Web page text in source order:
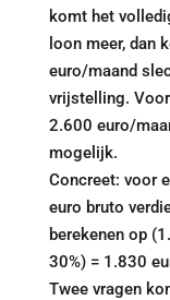
komt het
loon meer, dan
euro/maand
vrijstelling.
2.600 euro/
mogelijk.
Concreet: voor
euro bruto
berekenen op
30%) = 1.830
Twee vragen